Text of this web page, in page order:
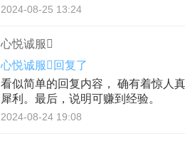
2024-08-25 13:24
心悦诚服
心悦诚服回复了
看似简单的回复内容， 确有着惊人
犀利。最后，说明可赚到经验。
2024-08-24 19:08